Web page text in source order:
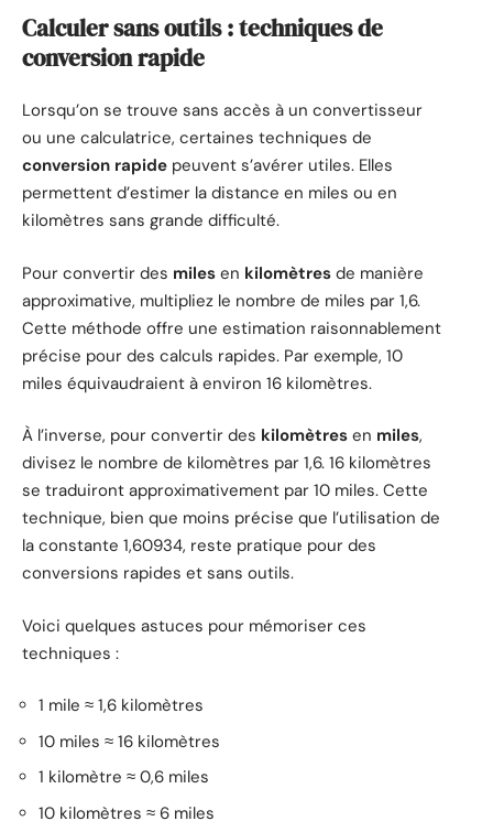
Calculer sans outils : techniques de
conversion rapide
Lorsqu’on se trouve sans accès à un convertisseur
ou une calculatrice, certaines techniques de
conversion rapide peuvent s’avérer utiles. Elles
permettent d’estimer la distance en miles ou en
kilomètres sans grande difficulté.
Pour convertir des miles en kilomètres de manière
approximative, multipliez le nombre de miles par 1,6.
Cette méthode offre une estimation raisonnablement
précise pour des calculs rapides. Par exemple, 10
miles équivaudraient à environ 16 kilomètres.
À l’inverse, pour convertir des kilomètres en miles,
divisez le nombre de kilomètres par 1,6. 16 kilomètres
se traduiront approximativement par 10 miles. Cette
technique, bien que moins précise que l’utilisation de
la constante 1,60934, reste pratique pour des
conversions rapides et sans outils.
Voici quelques astuces pour mémoriser ces
techniques :
1 mile ≈ 1,6 kilomètres
10 miles ≈ 16 kilomètres
1 kilomètre ≈ 0,6 miles
10 kilomètres ≈ 6 miles